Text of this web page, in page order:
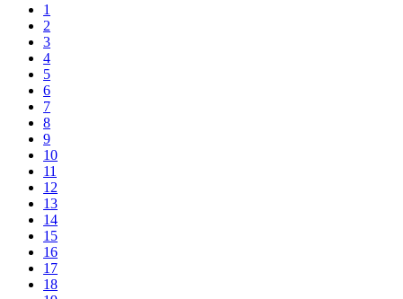
1
2
3
4
5
6
7
8
9
10
11
12
13
14
15
16
17
18